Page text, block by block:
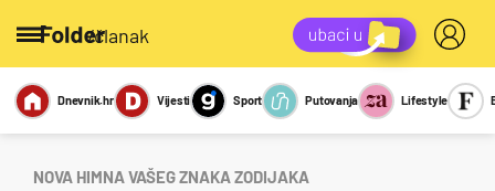
/članak
Miks Kviz
Report
Sexy
Dnevnik.hr Vijesti Sport Putovanja Lifestyle
NOVA HIMNA VAŠEG ZNAKA ZODIJAKA